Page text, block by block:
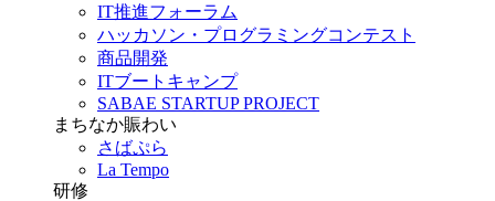
IT推進フォーラム
ハッカソン・プログラミングコンテスト
商品開発
ITブートキャンプ
SABAE STARTUP PROJECT
まちなか賑わい
さばぷら
La Tempo
研修